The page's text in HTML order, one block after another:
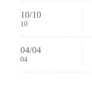
10/10
10
04/04
04